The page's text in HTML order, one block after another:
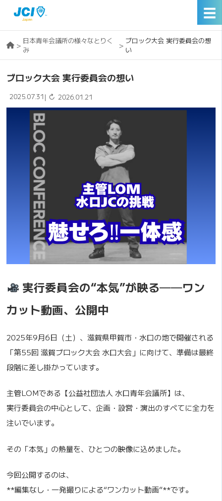
☰
> 日本青年会議所の様々なとりく
み
> ブロック大会 実行委員会の想
い
ブロック大会 実行委員会の想い
2025.07.31 | ↻ 2026.01.21
実行委員会の“本気”が映る──ワン
カット動画、公開中
2025年9月6日（土）、滋賀県甲賀市・水口の地で開催される
「第55回 滋賀ブロック大会 水口大会」に向けて、準備は最終
段階に差し掛かっています。
主管LOMである【公益社団法人 水口青年会議所】は、
実行委員会の中心として、企画・設営・演出のすべてに全力を
注いでいます。
その「本気」の熱量を、ひとつの映像に込めました。
今回公開するのは、
**編集なし・一発撮りによる“ワンカット動画”**です。